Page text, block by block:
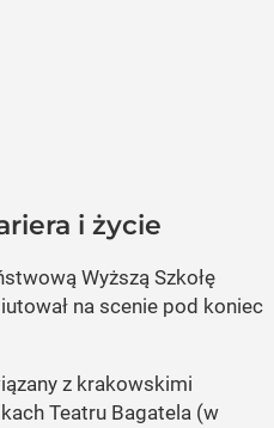
i życie
Wyższą Szkołę
na scenie pod koniec
z krakowskimi
Teatru Bagatela (w